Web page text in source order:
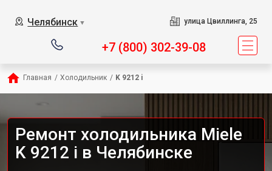
Челябинск ▼ улица Цвиллинга, 25
+7 (800) 302-39-08
Главная / Холодильник / K 9212 i
Ремонт холодильника Miele
K 9212 i в Челябинске